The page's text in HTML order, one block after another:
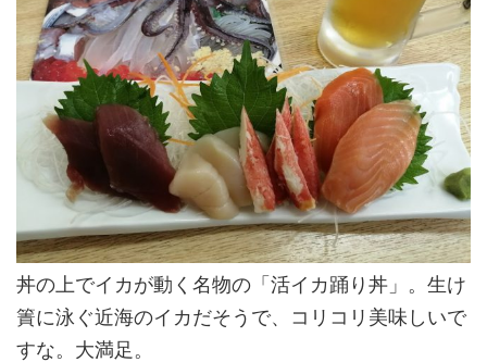
丼の上でイカが動く名物の「活イカ踊り丼」。生け
簀に泳ぐ近海のイカだそうで、コリコリ美味しいで
すな。大満足。